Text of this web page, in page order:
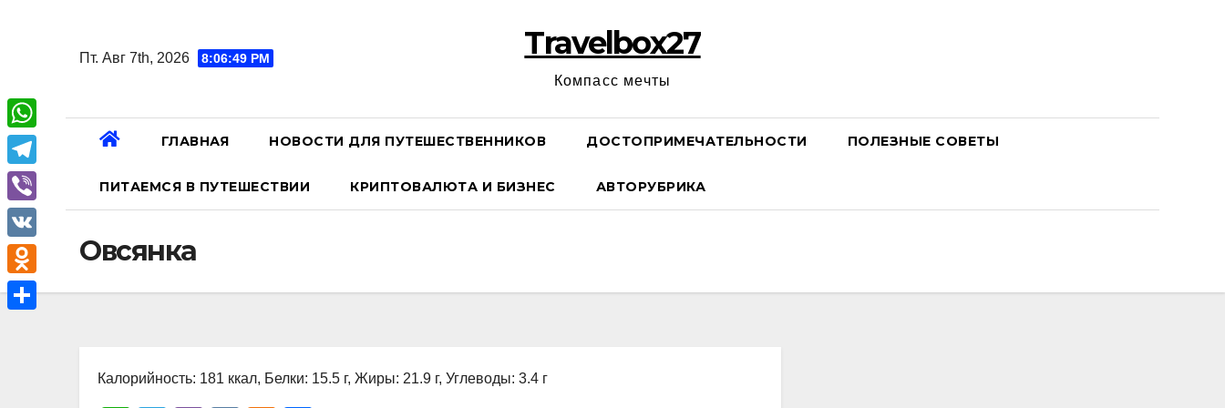
содержанию
Пт. Авг 7th, 2026 8:06:50 PM Travelbox27
Компасс мечты
ГЛАВНАЯ НОВОСТИ ДЛЯ ПУТЕШЕСТВЕННИКОВ ДОСТОПРИМЕЧАТЕЛЬНОСТИ ПОЛЕЗНЫЕ СОВЕТЫ
ПИТАЕМСЯ В ПУТЕШЕСТВИИ КРИПТОВАЛЮТА И БИЗНЕС АВТОРУБРИКА
Овсянка
Калорийность: 181 ккал, Белки: 15.5 г, Жиры: 21.9 г, Углеводы: 3.4 г
W
h
a
A
T
e
l
e
g
V
i
b
e
V
K
O